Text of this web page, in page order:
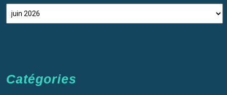
Catégories